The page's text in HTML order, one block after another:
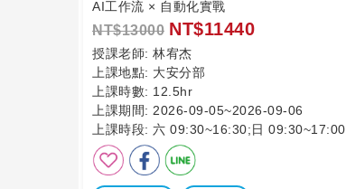
AI工作流 × 自動化實戰
NT$13000 NT$11440
授課老師: 林宥杰
上課地點: 大安分部
上課時數: 12.5hr
上課期間: 2026-09-05~2026-09-06
上課時段: 六 09:30~16:30;日 09:30~17:00